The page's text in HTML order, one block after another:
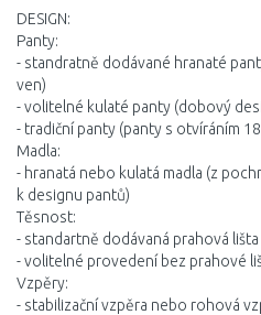
DESIGN:
Panty:
- standratně dodávané hranaté
ven)
- volitelné kulaté panty (dobový
- tradiční panty (panty s otvíráním
Madla:
- hranatá nebo kulatá madla (z
k designu pantů)
Těsnost:
- standartně dodávaná prahová
- volitelné provedení bez prahové
Vzpěry:
- stabilizační vzpěra nebo rohová